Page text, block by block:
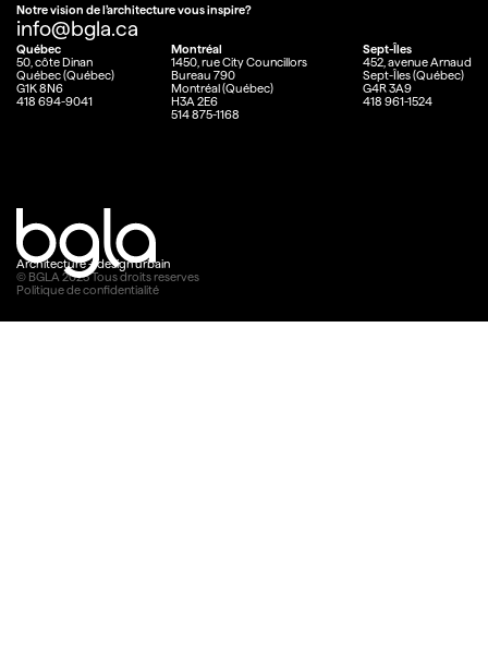
Notre vision de l’architecture vous inspire?
info@bgla.ca
Québec
50, côte Dinan
Québec (Québec)
G1K 8N6
418 694-9041
Montréal
1450, rue City Councillors
Bureau 790
Montréal (Québec)
H3A 2E6
514 875-1168
Sept-Îles
452, avenue Arnaud
Sept-Îles (Québec)
G4R 3A9
418 961-1524
Architecture + design urbain
© BGLA 2025Tous droits reserves
Politique de confidentialité